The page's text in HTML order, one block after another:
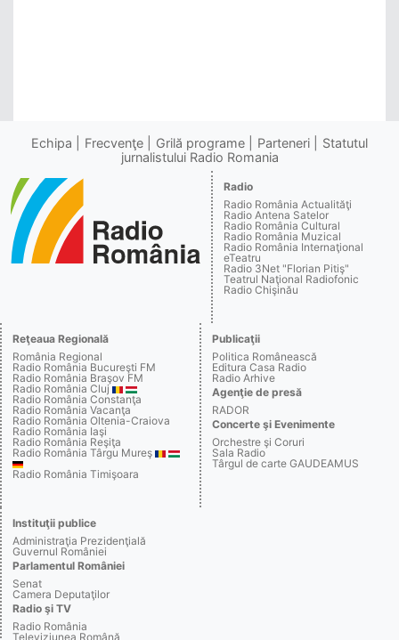
Echipa Frecvenţe Grilă programe Parteneri
Statutul
jurnalistului Radio Romania
Radio
Radio România Actualităţi
Radio Antena Satelor
Radio România Cultural
Radio România Muzical
Radio România Internaţional
eTeatru
Radio 3Net "Florian Pitiş"
Teatrul Naţional Radiofonic
Radio Chişinău
Reţeaua Regională
România Regional
Radio România Bucureşti FM
Radio România Braşov FM
Radio România Cluj
Radio România Constanţa
Radio România Vacanţa
Radio România Oltenia-Craiova
Radio România Iaşi
Radio România Reşiţa
Radio România Târgu Mureş
Radio România Timişoara
Publicaţii
Politica Românească
Editura Casa Radio
Radio Arhive
Agenţie de presă
RADOR
Concerte şi Evenimente
Orchestre şi Coruri
Sala Radio
Târgul de carte GAUDEAMUS
Instituţii publice
Administraţia Prezidenţială
Guvernul României
Parlamentul României
Senat
Camera Deputaţilor
Radio şi TV
Radio România
Televiziunea Română